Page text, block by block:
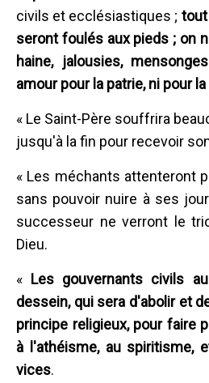
civils et ecclésiastiques ;
seront foulés aux pieds ; on
haine, jalousies,
amour pour la patrie, ni pour
« Le Saint-Père souffrira
jusqu'à la fin pour recevoir
« Les méchants attenteront
sans pouvoir nuire à ses
successeur ne verront le
Dieu.
« Les gouvernants civils
dessein, qui sera d'abolir et
principe religieux, pour faire
à l'athéisme, au spiritisme,
vices.